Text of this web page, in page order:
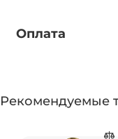
Оплата
Рекомендуемые